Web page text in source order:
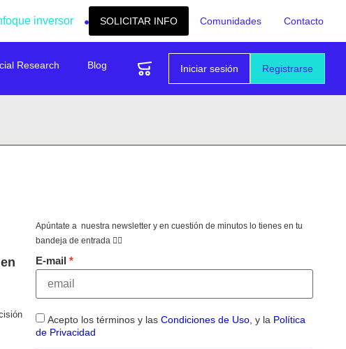
inversor SOLICITAR INFO Comunidades Contacto
Registrarse
Iniciar sesión
Research Blog
Apúntate a nuestra newsletter y en cuestión de minutos lo tienes en tu
bandeja de entrada 👇🏻
E-mail
Acepto los términos y las Condiciones de Uso, y la Política
de Privacidad